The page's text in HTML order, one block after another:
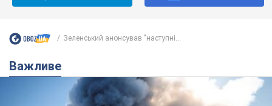
Зеленський анонсував "наступні...
Важливе